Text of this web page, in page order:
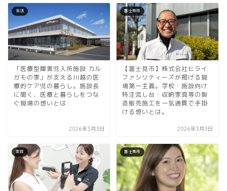
生活
「医療型障害児入所施設 カル
ガモの家」が支える川越の医
療的ケア児の暮らし。施設長
に聞く、医療と暮らしをつな
ぐ現場の想いとは
2026年3月3日
富士見市
【富士見市】株式会社ヒライ
ファシリティーズが掲げる現
場第一主義。学校・施設向け
特注流し台・収納家具等の製
造販売施工を一気通貫で手掛
ける想いとは。
2026年3月3日
美容 富士見市